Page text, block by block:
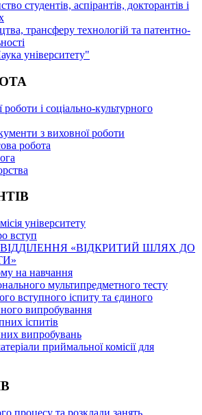
студентів, аспірантів, докторантів і
трансферу технологій та патентно-
університету"
і соціально-культурного
з виховної роботи
робота
університету
вступ
«ВІДКРИТИЙ ШЛЯХ ДО
на навчання
мультипредметного тесту
вступного іспиту та єдиного
випробування
іспитів
випробувань
приймальної комісії для
процесу та розклади занять